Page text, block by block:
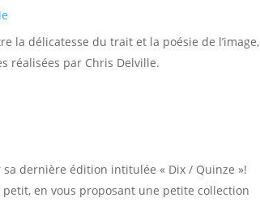
la délicatesse du trait et la poésie de l’image,
réalisées par Chris Delville.
sa dernière édition intitulée « Dix / Quinze »!
petit, en vous proposant une petite collection